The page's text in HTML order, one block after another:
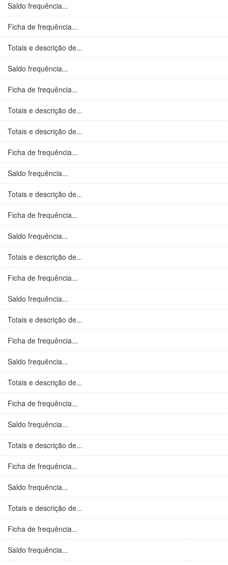
Saldo frequência...
Ficha de frequência...
Totais e descrição de...
Saldo frequência...
Ficha de frequência...
Totais e descrição de...
Totais e descrição de...
Ficha de frequência...
Saldo frequência...
Totais e descrição de...
Ficha de frequência...
Saldo frequência...
Totais e descrição de...
Ficha de frequência...
Saldo frequência...
Totais e descrição de...
Ficha de frequência...
Saldo frequência...
Totais e descrição de...
Ficha de frequência...
Saldo frequência...
Totais e descrição de...
Ficha de frequência...
Saldo frequência...
Totais e descrição de...
Ficha de frequência...
Saldo frequência...